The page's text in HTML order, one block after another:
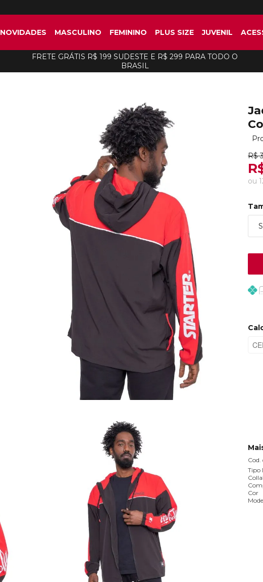
NOVIDADES MASCULINO FEMININO PLUS SIZE JUVENIL
FRETE GRÁTIS R$ 199 SUDESTE E R$ 299 PARA TODO O
BRASIL
R$
ou
Tipo
Cor